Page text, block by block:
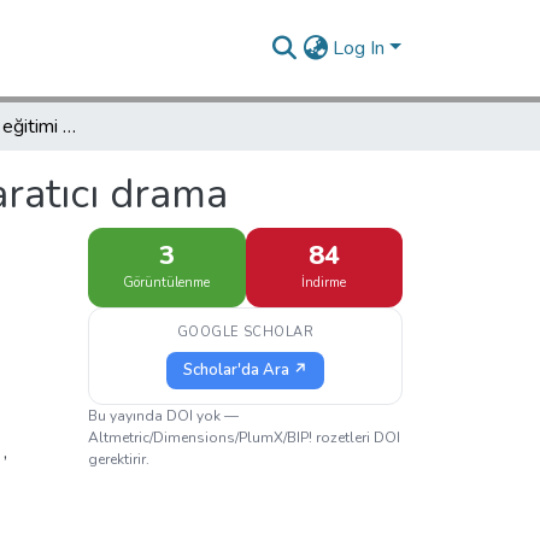
Log In
İlköğretimde sanat eğitimi ve eğitsel yaratıcı drama
drama
,
3
Görüntülenme
84
İndirme
GOOGLE SCHOLAR
Scholar'da Ara ↗
Bu yayında DOI yok —
Altmetric/Dimensions/PlumX/BIP! rozetleri DOI
gerektirir.